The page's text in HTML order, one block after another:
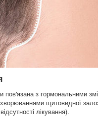
з гормональними
щитовидної
лікування).